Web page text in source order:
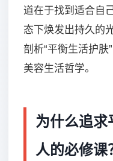
道在于找到适合自
态下焕发出持久的
剖析“平衡生活护肤
美容生活哲学。
为什么追求
人的必修课